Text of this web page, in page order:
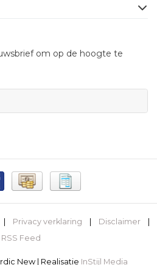
om op de hoogte te
Privacy verklaring Disclaimer
RSS Feed
New | Realisatie InStijl Media